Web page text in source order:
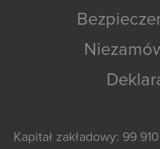
Kapitał zakładowy: 99